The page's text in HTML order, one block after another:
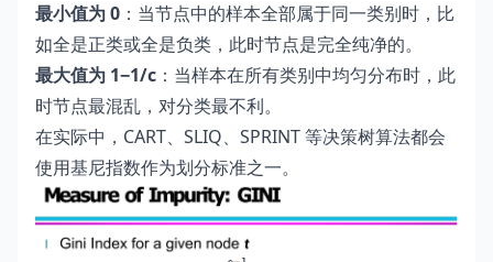
最小值为 0 ：当节点中的样本全部属于同一类别时，比
如全是正类或全是负类，此时节点是完全纯净的。
最大值为 1−1/c ：当样本在所有类别中均匀分布时，此
时节点最混乱，对分类最不利。
在实际中，CART、SLIQ、SPRINT 等决策树算法都会
使用基尼指数作为划分标准之一。